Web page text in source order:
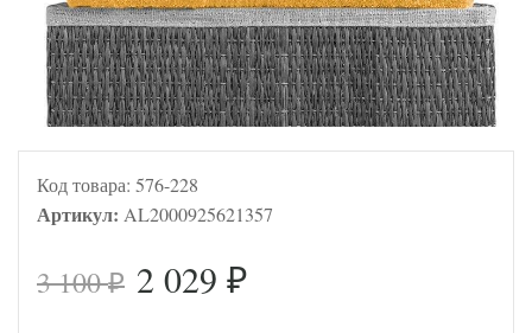
Код товара: 576-228
Артикул: AL2000925621357
3 100₽ 2 029 ₽